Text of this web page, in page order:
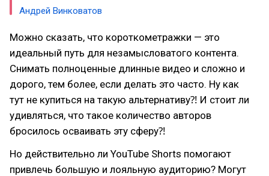
Андрей Винковатов
Можно сказать, что короткометражки — это
идеальный путь для незамысловатого контента.
Снимать полноценные длинные видео и сложно и
дорого, тем более, если делать это часто. Ну как
тут не купиться на такую альтернативу⁈ И стоит ли
удивляться, что такое количество авторов
бросилось осваивать эту сферу⁈
Но действительно ли YouTube Shorts помогают
привлечь большую и лояльную аудиторию? Могут